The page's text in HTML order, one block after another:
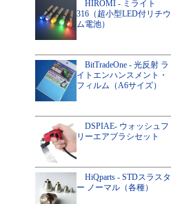
HIROMI - ミライト
316（超小型LED付リチウ
ム電池）
BitTradeOne - 光反射 ラ
イトエンハンスメント・
フィルム（A6サイズ）
DSPIAE- ウォッシュフ
リーエアブラシセット
HiQparts - STDスラスタ
ー ノーマル（各種）